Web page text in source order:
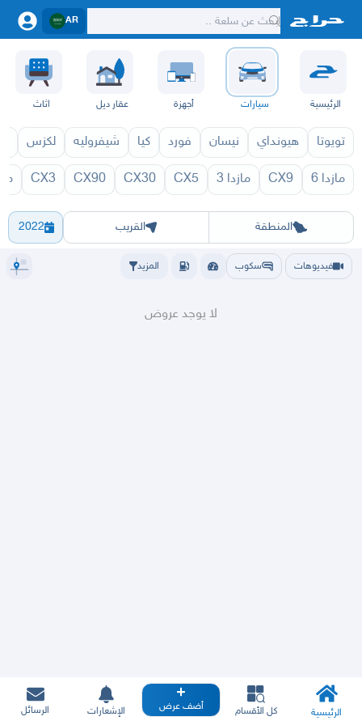
AR
الرئيسية سيارات أجهزة عقار ديل اثاث
تويوتا هيونداي نيسان فورد كيا شيفروليه لكزس
مازدا 6 CX9 مازدا 3 CX5
CX30
CX90
CX3
المنطقة
الرياض الشرقيهجده الطايف حائلأبها عسيرالباحة
القريب 2022
RX8 1970
فيديوهات سكوب المزيد
لا يوجد عروض
الرئيسية كل الأقسام أضف عرض الإشعارات الرسائل